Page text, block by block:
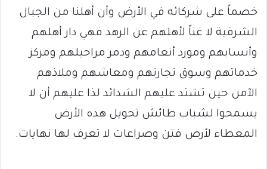
خصماً على شركائه في الأرض وأن أهلنا من الجبال
الشرقية لا غناً لأهلهم عن الرهد فهي دار أهلهم
وأنسابهم ومورد أنعامهم ودمر مراحيلهم ومركز
خدماتهم وسوق تجارتهم ومعاشهم وملاذهم
الآمن حين تشتد عليهم الشدائد لذا عليهم أن لا
يسمحوا لشباب طائش تحويل هذه الأرض
المعطاء لأرض فتن وصراعات لا تعرف لها نهايات.